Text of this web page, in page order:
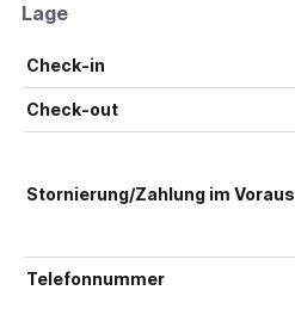
Lage
Check-in
Check-out
Stornierung/Zahlung im Voraus
Telefonnummer